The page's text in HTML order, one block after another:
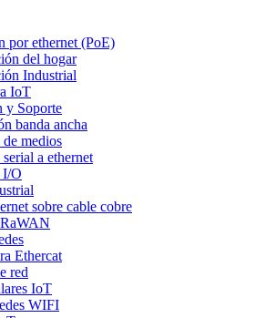
por ethernet (PoE)
del hogar
Industrial
IoT
y Soporte
banda ancha
medios
a ethernet
I/O
sobre cable cobre
Ethercat
red
IoT
WIFI